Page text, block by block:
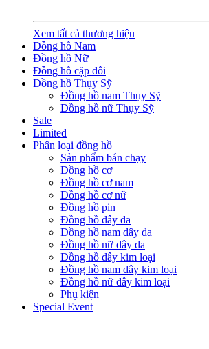
Xem tất cả thương hiệu
Đồng hồ Nam
Đồng hồ Nữ
Đồng hồ cặp đôi
Đồng hồ Thụy Sỹ
Đồng hồ nam Thụy Sỹ
Đồng hồ nữ Thụy Sỹ
Sale
Limited
Phân loại đồng hồ
Sản phẩm bán chạy
Đồng hồ cơ
Đồng hồ cơ nam
Đồng hồ cơ nữ
Đồng hồ pin
Đồng hồ dây da
Đồng hồ nam dây da
Đồng hồ nữ dây da
Đồng hồ dây kim loại
Đồng hồ nam dây kim loại
Đồng hồ nữ dây kim loại
Phụ kiện
Special Event